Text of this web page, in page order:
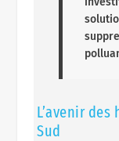
L’avenir
Sud